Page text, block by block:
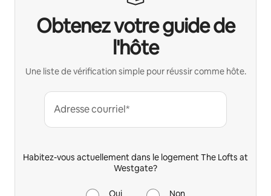
Obtenez votre guide de
l'hôte
Une liste de vérification simple pour réussir comme hôte.
Adresse courriel*
Habitez-vous actuellement dans le logement The Lofts at
Westgate?
Oui Non